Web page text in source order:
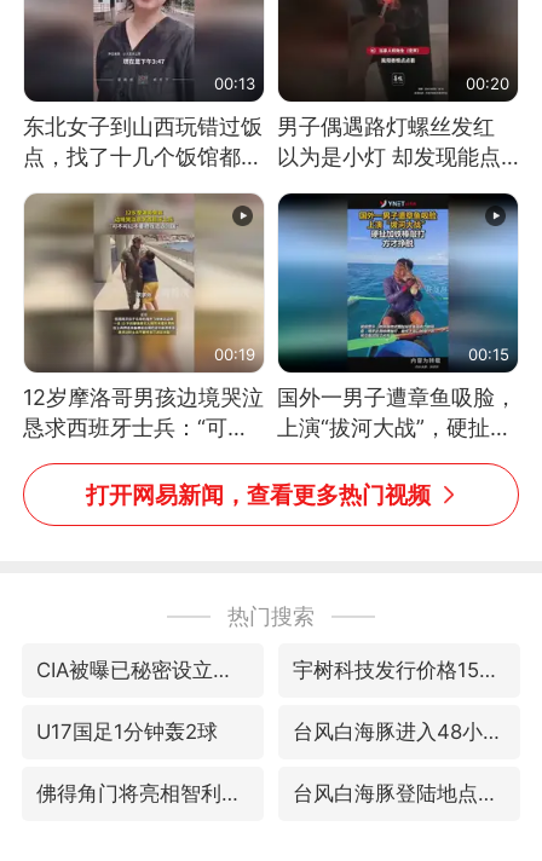
00:13
东北女子到山西玩错过饭
点，找了十几个饭馆都没
开门：午休到几点
00:20
男子偶遇路灯螺丝发红
以为是小灯 却发现能点
燃香烟 当事人：已报警
处理
00:19
12岁摩洛哥男孩边境哭泣
恳求西班牙士兵：“可不
可以不要把我遣返回国”
00:15
国外一男子遭章鱼吸脸，
上演“拔河大战”，硬扯加
铁棒敲打方才挣脱
打开网易新闻，查看更多热门视频
热门搜索
CIA被曝已秘密设立古巴工作组 宇树科技发行价格150.80元/股
U17国足1分钟轰2球 台风白海豚进入48小时警戒线
佛得角门将亮相智利俱乐部主场 台风白海豚登陆地点更新